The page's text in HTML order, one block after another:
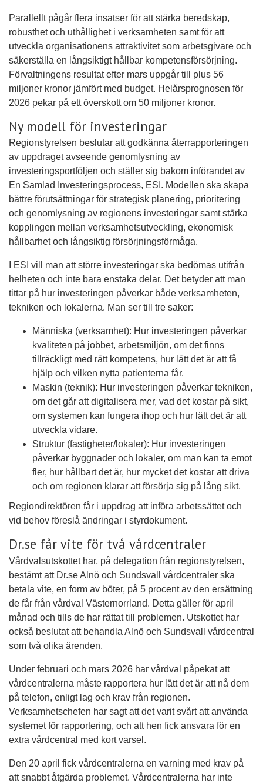
Parallellt pågår flera insatser för att stärka beredskap,
robusthet och uthållighet i verksamheten samt för att
utveckla organisationens attraktivitet som arbetsgivare och
säkerställa en långsiktigt hållbar kompetensförsörjning.
Förvaltningens resultat efter mars uppgår till plus 56
miljoner kronor jämfört med budget. Helårsprognosen för
2026 pekar på ett överskott om 50 miljoner kronor.
Ny modell för investeringar
Regionstyrelsen beslutar att godkänna återrapporteringen
av uppdraget avseende genomlysning av
investeringsportföljen och ställer sig bakom införandet av
En Samlad Investeringsprocess, ESI. Modellen ska skapa
bättre förutsättningar för strategisk planering, prioritering
och genomlysning av regionens investeringar samt stärka
kopplingen mellan verksamhetsutveckling, ekonomisk
hållbarhet och långsiktig försörjningsförmåga.
I ESI vill man att större investeringar ska bedömas utifrån
helheten och inte bara enstaka delar. Det betyder att man
tittar på hur investeringen påverkar både verksamheten,
tekniken och lokalerna. Man ser till tre saker:
Människa (verksamhet): Hur investeringen påverkar
kvaliteten på jobbet, arbetsmiljön, om det finns
tillräckligt med rätt kompetens, hur lätt det är att få
hjälp och vilken nytta patienterna får.
Maskin (teknik): Hur investeringen påverkar tekniken,
om det går att digitalisera mer, vad det kostar på sikt,
om systemen kan fungera ihop och hur lätt det är att
utveckla vidare.
Struktur (fastigheter/lokaler): Hur investeringen
påverkar byggnader och lokaler, om man kan ta emot
fler, hur hållbart det är, hur mycket det kostar att driva
och om regionen klarar att försörja sig på lång sikt.
Regiondirektören får i uppdrag att införa arbetssättet och
vid behov föreslå ändringar i styrdokument.
Dr.se får vite för två vårdcentraler
Vårdvalsutskottet har, på delegation från regionstyrelsen,
bestämt att Dr.se Alnö och Sundsvall vårdcentraler ska
betala vite, en form av böter, på 5 procent av den ersättning
de får från vårdval Västernorrland. Detta gäller för april
månad och tills de har rättat till problemen. Utskottet har
också beslutat att behandla Alnö och Sundsvall vårdcentral
som två olika ärenden.
Under februari och mars 2026 har vårdval påpekat att
vårdcentralerna måste rapportera hur lätt det är att nå dem
på telefon, enligt lag och krav från regionen.
Verksamhetschefen har sagt att det varit svårt att använda
systemet för rapportering, och att hen fick ansvara för en
extra vårdcentral med kort varsel.
Den 20 april fick vårdcentralerna en varning med krav på
att snabbt åtgärda problemet. Vårdcentralerna har inte